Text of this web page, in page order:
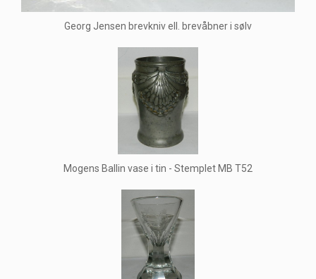
Georg Jensen brevkniv ell. brevåbner i sølv
Mogens Ballin vase i tin - Stemplet MB T52